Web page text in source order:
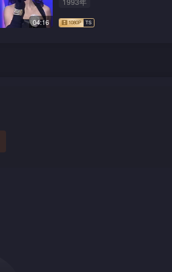
04:16